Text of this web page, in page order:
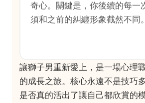
奇心。關鍵是，你後續的每一
須和之前的糾纏形象截然不同。
讓獅子男重新愛上，是一場心理
的成長之旅。核心永遠不是技巧
是否真的活出了讓自己都欣賞的